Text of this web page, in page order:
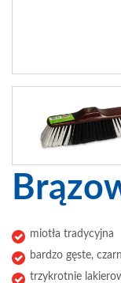
miotła tradycyjna
bardzo gęste,
trzykrotnie